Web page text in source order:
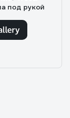
под рукой